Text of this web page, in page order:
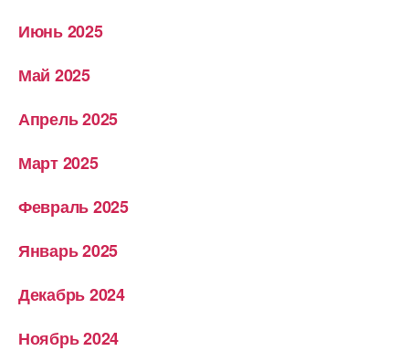
Июнь 2025
Май 2025
Апрель 2025
Март 2025
Февраль 2025
Январь 2025
Декабрь 2024
Ноябрь 2024